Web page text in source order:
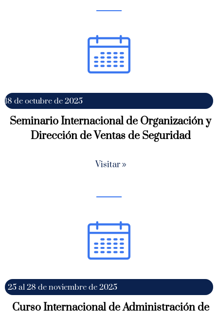
18 de octubre de 2025
Seminario Internacional de Organización y
Dirección de Ventas de Seguridad
Visitar
25 al 28 de noviembre de 2025
Curso Internacional de Administración de